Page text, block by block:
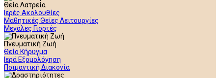
Θεία Λατρεία
Ιερές Ακολουθίες
Μαθητικές Θείες Λειτουργίες
Μεγάλες Γιορτές
Πνευματική Ζωή
Θείο Κήρυγμα
Ιερά Εξομολόγηση
Ποιμαντική Διακονία